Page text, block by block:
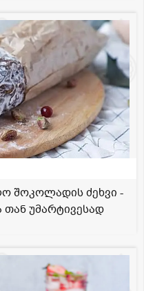
შოკოლადის ძეხვი -
უმარტივესად